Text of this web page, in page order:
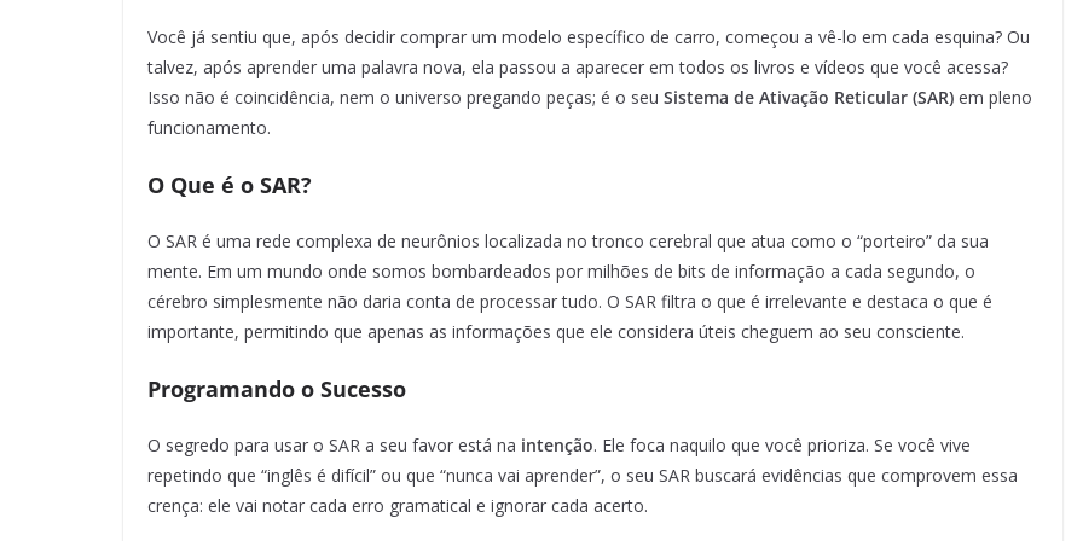
Você já sentiu que, após decidir comprar um modelo específico de carro, começou a vê-lo em cada esquina? Ou
talvez, após aprender uma palavra nova, ela passou a aparecer em todos os livros e vídeos que você acessa?
Isso não é coincidência, nem o universo pregando peças; é o seu Sistema de Ativação Reticular (SAR) em pleno
funcionamento.
O Que é o SAR?
O SAR é uma rede complexa de neurônios localizada no tronco cerebral que atua como o “porteiro” da sua
mente. Em um mundo onde somos bombardeados por milhões de bits de informação a cada segundo, o
cérebro simplesmente não daria conta de processar tudo. O SAR filtra o que é irrelevante e destaca o que é
importante, permitindo que apenas as informações que ele considera úteis cheguem ao seu consciente.
Programando o Sucesso
O segredo para usar o SAR a seu favor está na intenção. Ele foca naquilo que você prioriza. Se você vive
repetindo que “inglês é difícil” ou que “nunca vai aprender”, o seu SAR buscará evidências que comprovem essa
crença: ele vai notar cada erro gramatical e ignorar cada acerto.